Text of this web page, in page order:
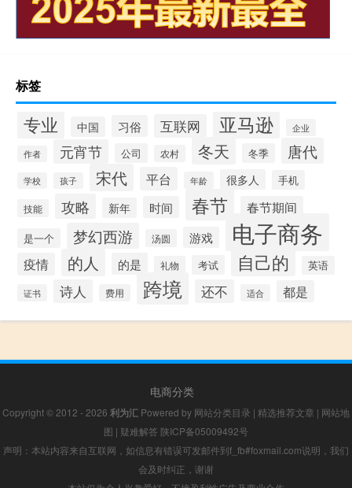
标签
专业 中国 习俗 互联网 亚马逊 企业
作者 元宵节 公司 农村 冬天 冬季 唐代
学校 孩子 宋代 平台 年龄 很多人 手机
技能 攻略 新年 时间 春节 春节期间
是一个 梦幻西游 汤圆 游戏 电子商务
疫情 的人 的是 礼物 考试 自己的 英语
证书 诗人 费用 跨境 还不 适合 都是
电商分类
Copyright © 2012 - 2026 利为汇 Powered by 网站分类目录 | 精选推荐文章 | 网站地
图 | 疑难解答 陕ICP备05009492号
声明：本站内容来自互联网，如信息有错误可发邮件到f_fb#foxmail.com说明，我们
会及时纠正，谢谢